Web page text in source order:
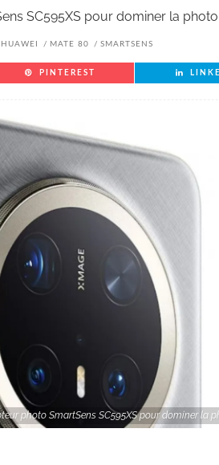
SC595XS pour dominer la
HUAWEI MATE 80 SMARTSENS
PINTEREST
photo SmartSens SC595XS pour dominer la